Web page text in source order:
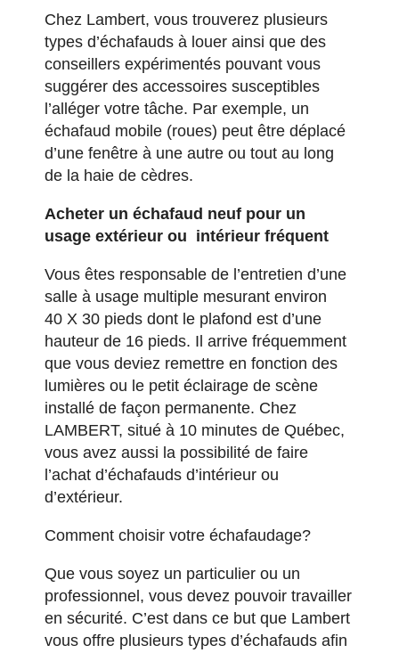
Chez Lambert, vous trouverez plusieurs
types d’échafauds à louer ainsi que des
conseillers expérimentés pouvant vous
suggérer des accessoires susceptibles
l’alléger votre tâche. Par exemple, un
échafaud mobile (roues) peut être déplacé
d’une fenêtre à une autre ou tout au long
de la haie de cèdres.
Acheter un échafaud neuf pour un
usage extérieur ou intérieur fréquent
Vous êtes responsable de l’entretien d’une
salle à usage multiple mesurant environ
40 X 30 pieds dont le plafond est d’une
hauteur de 16 pieds. Il arrive fréquemment
que vous deviez remettre en fonction des
lumières ou le petit éclairage de scène
installé de façon permanente. Chez
LAMBERT, situé à 10 minutes de Québec,
vous avez aussi la possibilité de faire
l’achat d’échafauds d’intérieur ou
d’extérieur.
Comment choisir votre échafaudage?
Que vous soyez un particulier ou un
professionnel, vous devez pouvoir travailler
en sécurité. C’est dans ce but que Lambert
vous offre plusieurs types d’échafauds afin